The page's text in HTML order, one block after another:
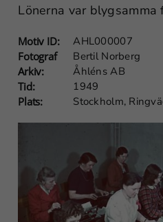
Lönerna var
Motiv ID:
AHL000007
Fotograf
Bertil Norberg
Arkiv:
Åhléns AB
Tid:
1949
Plats:
Stockholm,